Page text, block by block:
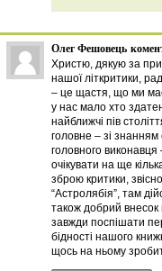
Олег Фешовець
Христю, дякую за
нашої літкритики,
– це щастя, що ми
у нас мало хто
найближчі пів
головне – зі
головного
очікувати на ще
зброю критики,
“Астролябія”, там
також добрий внесок
завжди поспішати
бідності нашого
щось на ньому